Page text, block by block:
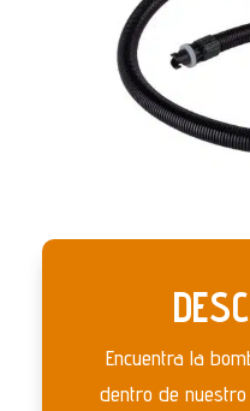
Encuentra la
dentro de